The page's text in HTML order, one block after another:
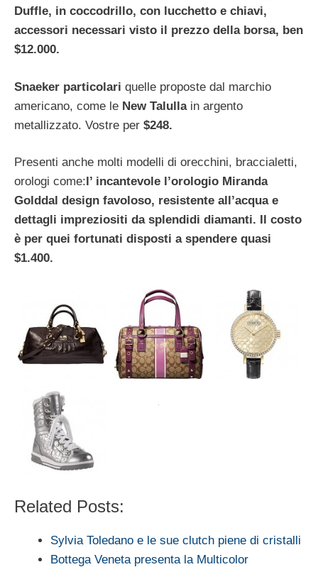
Duffle, in coccodrillo, con lucchetto e chiavi,
accessori necessari visto il prezzo della borsa, ben
$12.000.
Snaeker particolari quelle proposte dal marchio
americano, come le New Talullain argento
metallizzato. Vostre per $248.
Presenti anche molti modelli di orecchini, braccialetti,
orologi come: l’ incantevole l’orologio Miranda
Golddal design favoloso, resistente all’acqua e
dettagli impreziositi da splendidi diamanti. Il costo
è per quei fortunati disposti a spendere quasi
$1.400.
Related Posts:
Sylvia Toledano e le sue clutch piene di cristalli
Bottega Veneta presenta la Multicolor